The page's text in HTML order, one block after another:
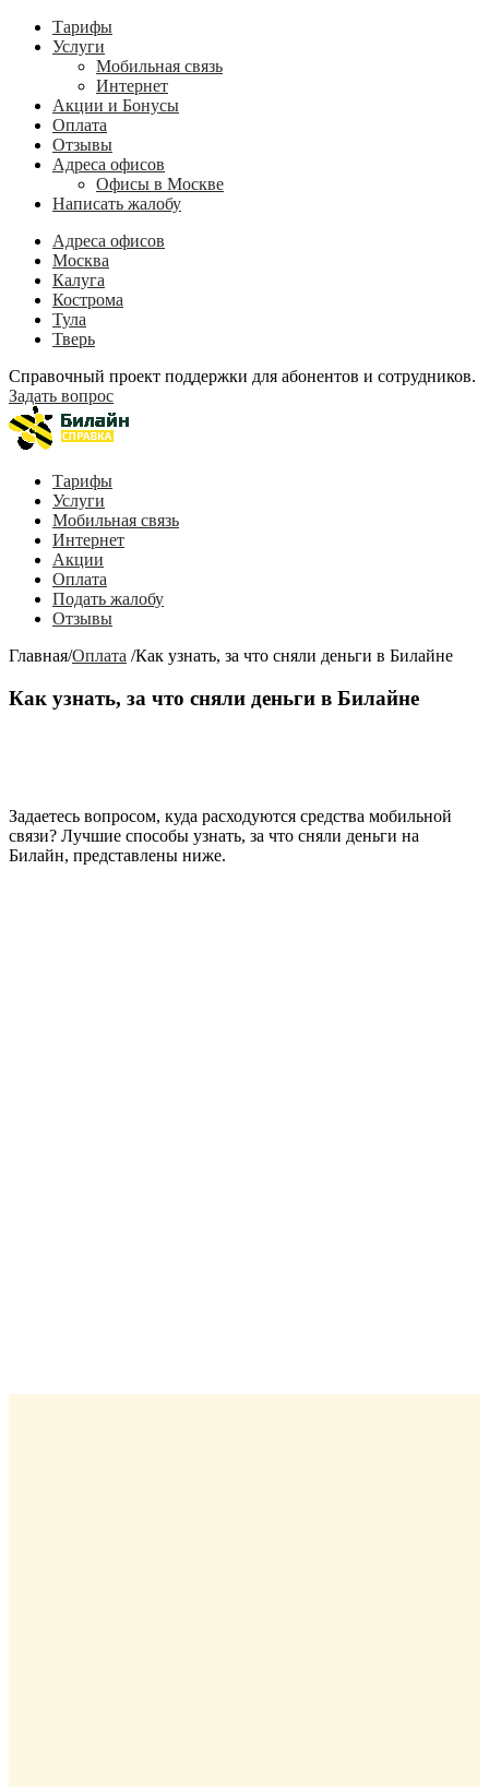
Тарифы
Услуги
Мобильная связь
Интернет
Акции и Бонусы
Оплата
Отзывы
Адреса офисов
Офисы в Москве
Написать жалобу
Адреса офисов
Москва
Калуга
Кострома
Тула
Тверь
Справочный проект поддержки для абонентов и сотрудников.
Задать вопрос
Тарифы
Услуги
Мобильная связь
Интернет
Акции
Оплата
Подать жалобу
Отзывы
Главная/Оплата /Как узнать, за что сняли деньги в Билайне
Как узнать, за что сняли деньги в Билайне
Задаетесь вопросом, куда расходуются средства мобильной
связи? Лучшие способы узнать, за что сняли деньги на
Билайн, представлены ниже.